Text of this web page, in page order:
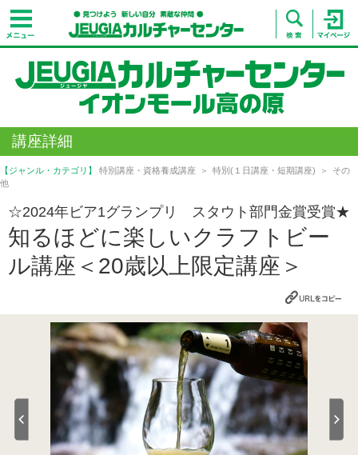
講座詳細
【ジャンル・カテゴリ】 特別講座・資格養成講座 特別(１日講座・短期講座)
その
他
☆2024年ビア1グランプリ スタウト部門金賞受賞★
知るほどに楽しいクラフトビー
ル講座＜20歳以上限定講座＞